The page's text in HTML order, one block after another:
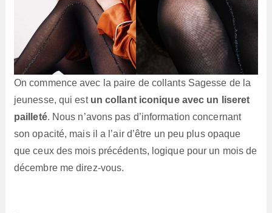
On commence avec la paire de collants Sagesse de la
jeunesse, qui est un collant iconique avec un liseret
pailleté. Nous n’avons pas d’information concernant
son opacité, mais il a l’air d’être un peu plus opaque
que ceux des mois précédents, logique pour un mois de
décembre me direz-vous.